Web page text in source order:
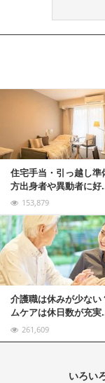
住宅手当・引っ越し準
方出身者や異動者に好
153,879
介護職は休みが少ない
ムケアは休日数が充実
261,609
いろい